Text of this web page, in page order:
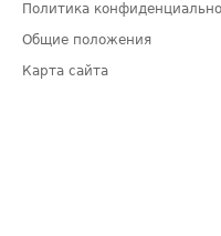
Политика
Общие положения
Карта сайта